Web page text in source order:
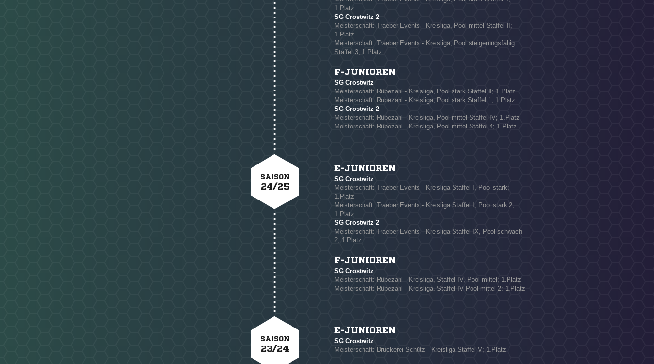
1.Platz
SG Crostwitz 2
Meisterschaft: Traeber Events - Kreisliga, Pool mittel Staffel II;
1.Platz
Meisterschaft: Traeber Events - Kreisliga, Pool steigerungsfähig
Staffel 3; 1.Platz
F-JUNIOREN
SG Crostwitz
Meisterschaft: Rübezahl - Kreisliga, Pool stark Staffel II; 1.Platz
Meisterschaft: Rübezahl - Kreisliga, Pool stark Staffel 1; 1.Platz
SG Crostwitz 2
Meisterschaft: Rübezahl - Kreisliga, Pool mittel Staffel IV; 1.Platz
Meisterschaft: Rübezahl - Kreisliga, Pool mittel Staffel 4; 1.Platz
SAISON
24/25
E-JUNIOREN
SG Crostwitz
Meisterschaft: Traeber Events - Kreisliga Staffel I, Pool stark;
1.Platz
Meisterschaft: Traeber Events - Kreisliga Staffel I, Pool stark 2;
1.Platz
SG Crostwitz 2
Meisterschaft: Traeber Events - Kreisliga Staffel IX, Pool schwach
2; 1.Platz
F-JUNIOREN
SG Crostwitz
Meisterschaft: Rübezahl - Kreisliga, Staffel IV, Pool mittel; 1.Platz
Meisterschaft: Rübezahl - Kreisliga, Staffel IV Pool mittel 2; 1.Platz
SAISON
23/24
E-JUNIOREN
SG Crostwitz
Meisterschaft: Druckerei Schütz - Kreisliga Staffel V; 1.Platz